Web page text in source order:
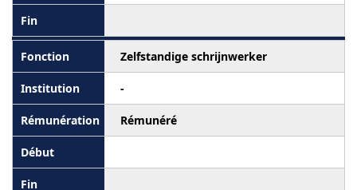
Zelfstandige schrijnwerker
-
Rémunéré